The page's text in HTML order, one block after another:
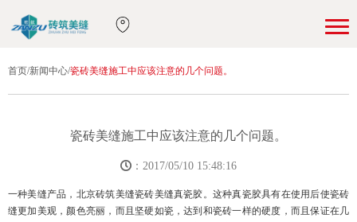
首页/新闻中心/瓷砖美缝施工中应该注意的几个问题。
瓷砖美缝施工中应该注意的几个问题。
：2017/05/10 15:48:16
一种美缝产品，北京砖筑美缝瓷砖美缝真瓷胶。这种真瓷胶具有在使用后使瓷砖
缝更加美观，颜色亮丽，而且坚硬如瓷，达到和瓷砖一样的硬度，而且保证在几